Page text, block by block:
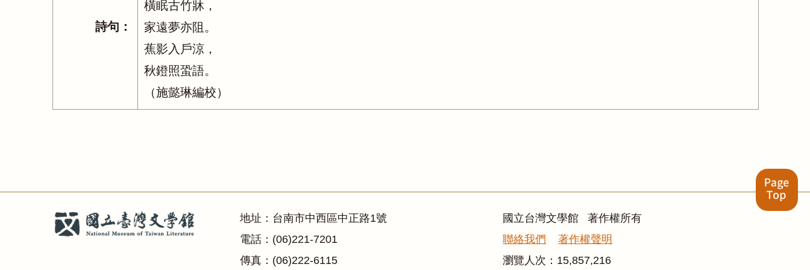
詩句：
橫眠古竹牀，
家遠夢亦阻。
蕉影入戶涼，
秋鐙照蛩語。
（施懿琳編校）
地址：台南市中西區中正路1號
電話：(06)221-7201
傳真：(06)222-6115
國立台灣文學館 著作權所有
聯絡我們
著作權聲明
瀏覽人次： 15,857,216